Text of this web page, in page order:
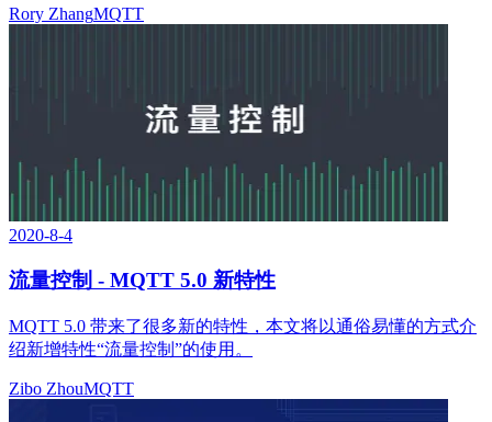
Rory ZhangMQTT
2020-8-4
流量控制 - MQTT 5.0 新特性
MQTT 5.0 带来了很多新的特性，本文将以通俗易懂的方式介
绍新增特性“流量控制”的使用。
Zibo ZhouMQTT